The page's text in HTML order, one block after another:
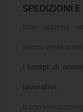
SPEDIZIONI
Non appena
pacco verrà
tempi di
lavorativi
Il corriere